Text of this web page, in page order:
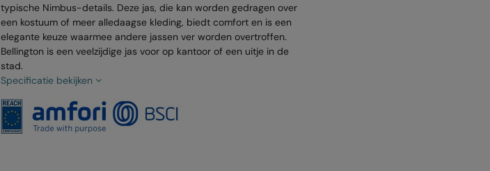
typische Nimbus-details. Deze jas, die kan worden gedragen over
een kostuum of meer alledaagse kleding, biedt comfort en is een
elegante keuze waarmee andere jassen ver worden overtroffen.
Bellington is een veelzijdige jas voor op kantoor of een uitje in de
stad.
Specificatie bekijken